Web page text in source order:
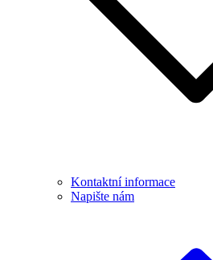
Kontaktní informace
Napište nám